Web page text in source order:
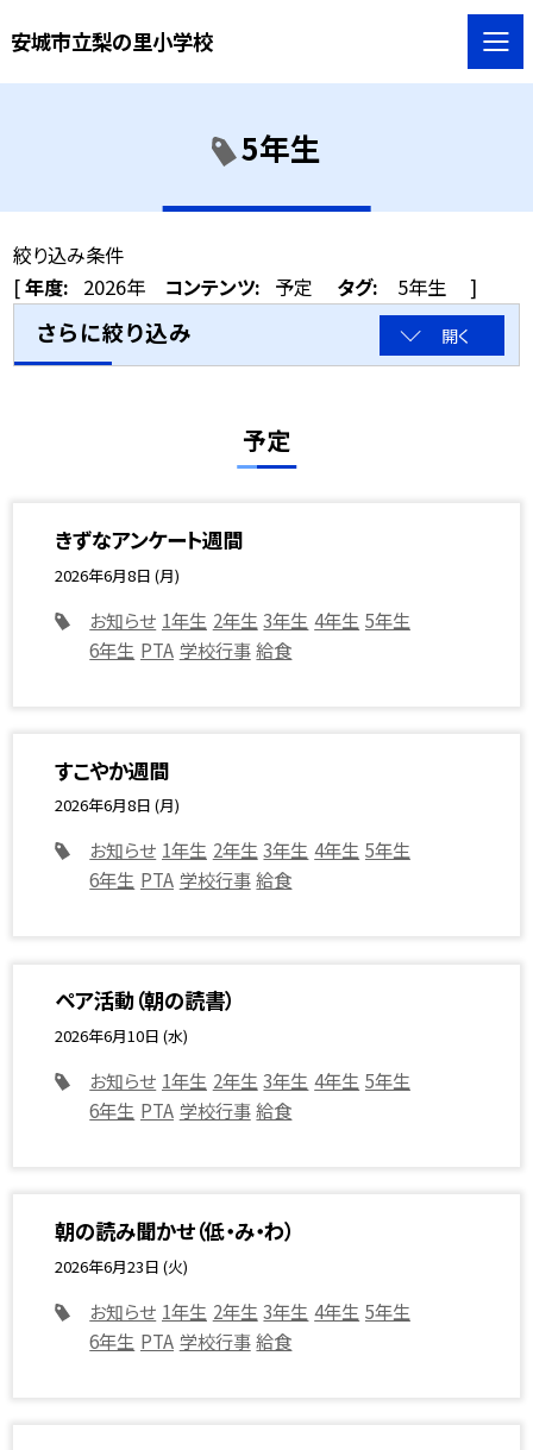
安城市立梨の里小学校
5年生
絞り込み条件
[年度: 2026年 コンテンツ: 予定 タグ: 5年生 ]
さらに絞り込み 開く
予定
きずなアンケート週間
2026年6月8日 (月)
お知らせ 1年生 2年生 3年生 4年生 5年生
6年生 PTA 学校行事 給食
すこやか週間
2026年6月8日 (月)
お知らせ 1年生 2年生 3年生 4年生 5年生
6年生 PTA 学校行事 給食
ペア活動（朝の読書）
2026年6月10日 (水)
お知らせ 1年生 2年生 3年生 4年生 5年生
6年生 PTA 学校行事 給食
朝の読み聞かせ（低・み・わ）
2026年6月23日 (火)
お知らせ 1年生 2年生 3年生 4年生 5年生
6年生 PTA 学校行事 給食